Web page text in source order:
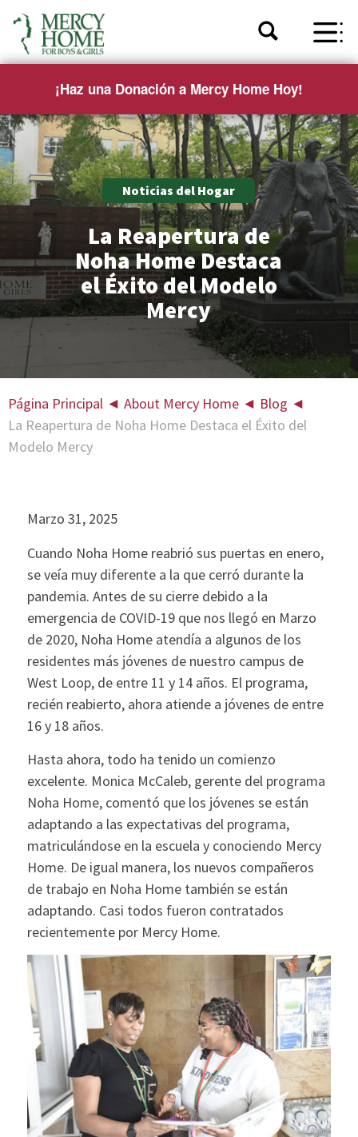
¡Haz una Donación a Mercy Home Hoy!
Noticias del Hogar
La Reapertura de
Noha Home Destaca
el Éxito del Modelo
Mercy
Página Principal ◄ About Mercy Home ◄ Blog ◄
La Reapertura de Noha Home Destaca el Éxito del
Modelo Mercy
Marzo 31, 2025
Cuando Noha Home reabrió sus puertas en enero,
se veía muy diferente a la que cerró durante la
pandemia. Antes de su cierre debido a la
emergencia de COVID-19 que nos llegó en Marzo
de 2020, Noha Home atendía a algunos de los
residentes más jóvenes de nuestro campus de
West Loop, de entre 11 y 14 años. El programa,
recién reabierto, ahora atiende a jóvenes de entre
16 y 18 años.
Hasta ahora, todo ha tenido un comienzo
excelente. Monica McCaleb, gerente del programa
Noha Home, comentó que los jóvenes se están
adaptando a las expectativas del programa,
matriculándose en la escuela y conociendo Mercy
Home. De igual manera, los nuevos compañeros
de trabajo en Noha Home también se están
adaptando. Casi todos fueron contratados
recientemente por Mercy Home.